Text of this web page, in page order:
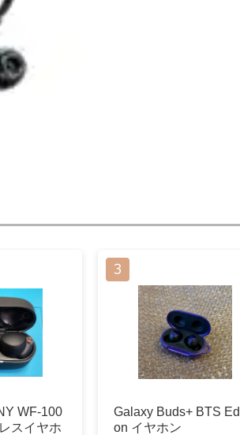
WF-100
スイヤホ
Galaxy Buds+ BTS
on イヤホン